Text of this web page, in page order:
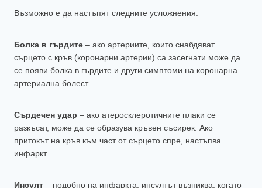
Възможно е да настъпят следните усложнения:
Болка в гърдите – ако артериите, които снабдяват
сърцето с кръв (коронарни артерии) са засегнати може да
се появи болка в гърдите и други симптоми на коронарна
артериална болест.
Сърдечен удар – ако атеросклеротичните плаки се
разкъсат, може да се образува кръвен съсирек. Ако
притокът на кръв към част от сърцето спре, настъпва
инфаркт.
Инсулт – подобно на инфаркта, инсултът възниква, когато